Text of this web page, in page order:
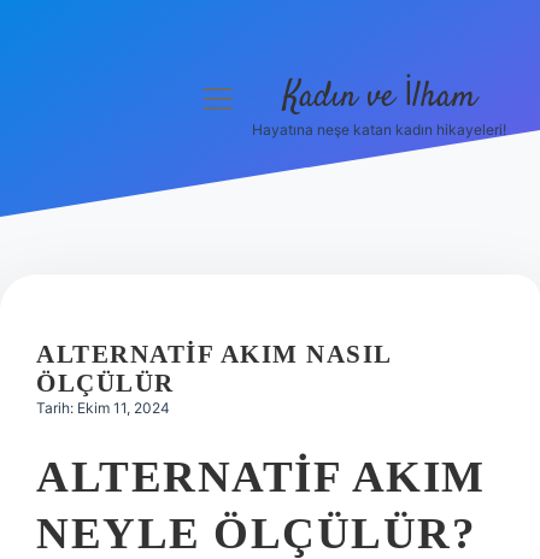
Hakkımızda
menüyü
Kadın ve İlham
Hayatına neşe katan kadın hikayeleri!
ALTERNATIF AKIM NASIL
ÖLÇÜLÜR
Tarih: Ekim 11, 2024
ALTERNATIF AKIM
NEYLE ÖLÇÜLÜR?